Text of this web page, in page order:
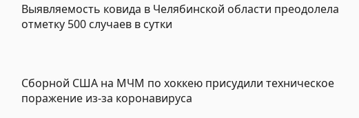
Выявляемость ковида в Челябинской области преодолела
отметку 500 случаев в сутки
Сборной США на МЧМ по хоккею присудили техническое
поражение из-за коронавируса